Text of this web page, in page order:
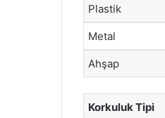
Plastik
Metal
Ahşap
Korkuluk Tipi